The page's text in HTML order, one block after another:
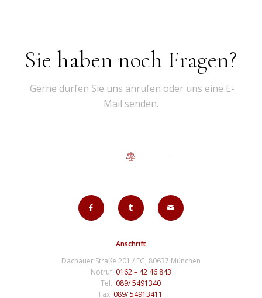
Sie haben noch Fragen?
Gerne dürfen Sie uns anrufen oder uns eine E-
Mail senden.
Anschrift
Dachauer Straße 201 / EG, 80637 München
Notruf: 0162 – 42 46 843
Tel.: 089/ 5491340
Fax: 089/ 54913411